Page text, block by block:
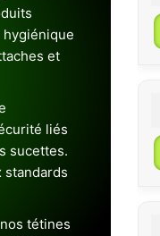
et
liés
sucettes.
standards
tétines